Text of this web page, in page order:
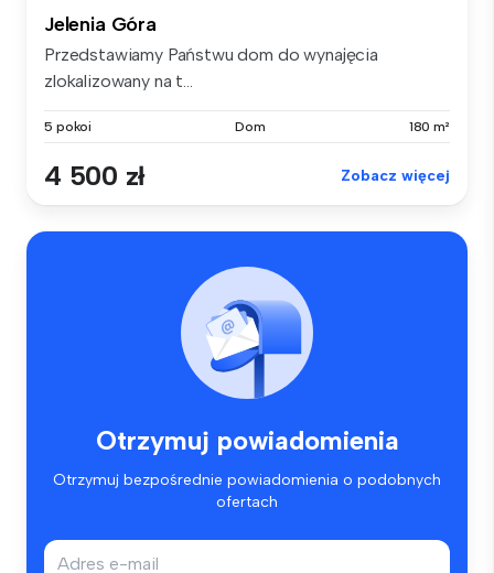
Jelenia Góra
Przedstawiamy Państwu dom do wynajęcia
zlokalizowany na t...
5 pokoi Dom 180 m²
4 500 zł Zobacz więcej
Otrzymuj powiadomienia
Otrzymuj bezpośrednie powiadomienia o podobnych
ofertach